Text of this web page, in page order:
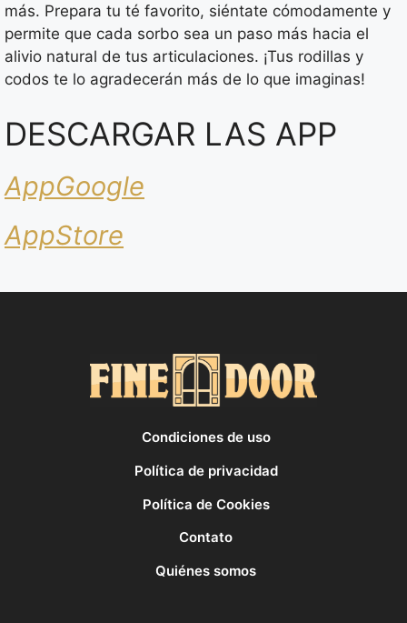
más. Prepara tu té favorito, siéntate cómodamente y
permite que cada sorbo sea un paso más hacia el
alivio natural de tus articulaciones. ¡Tus rodillas y
codos te lo agradecerán más de lo que imaginas!
DESCARGAR LAS APP
AppGoogle
AppStore
Condiciones de uso
Política de privacidad
Política de Cookies
Contato
Quiénes somos